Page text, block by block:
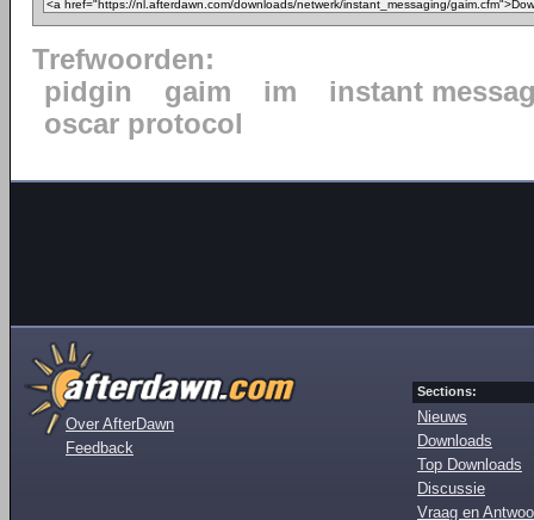
Trefwoorden:
pidgin
gaim im
instant
oscar protocol
Over AfterDawn
Feedback
Sections:
Nieuws
Downloads
Top Downloads
Discussie
Vraag en